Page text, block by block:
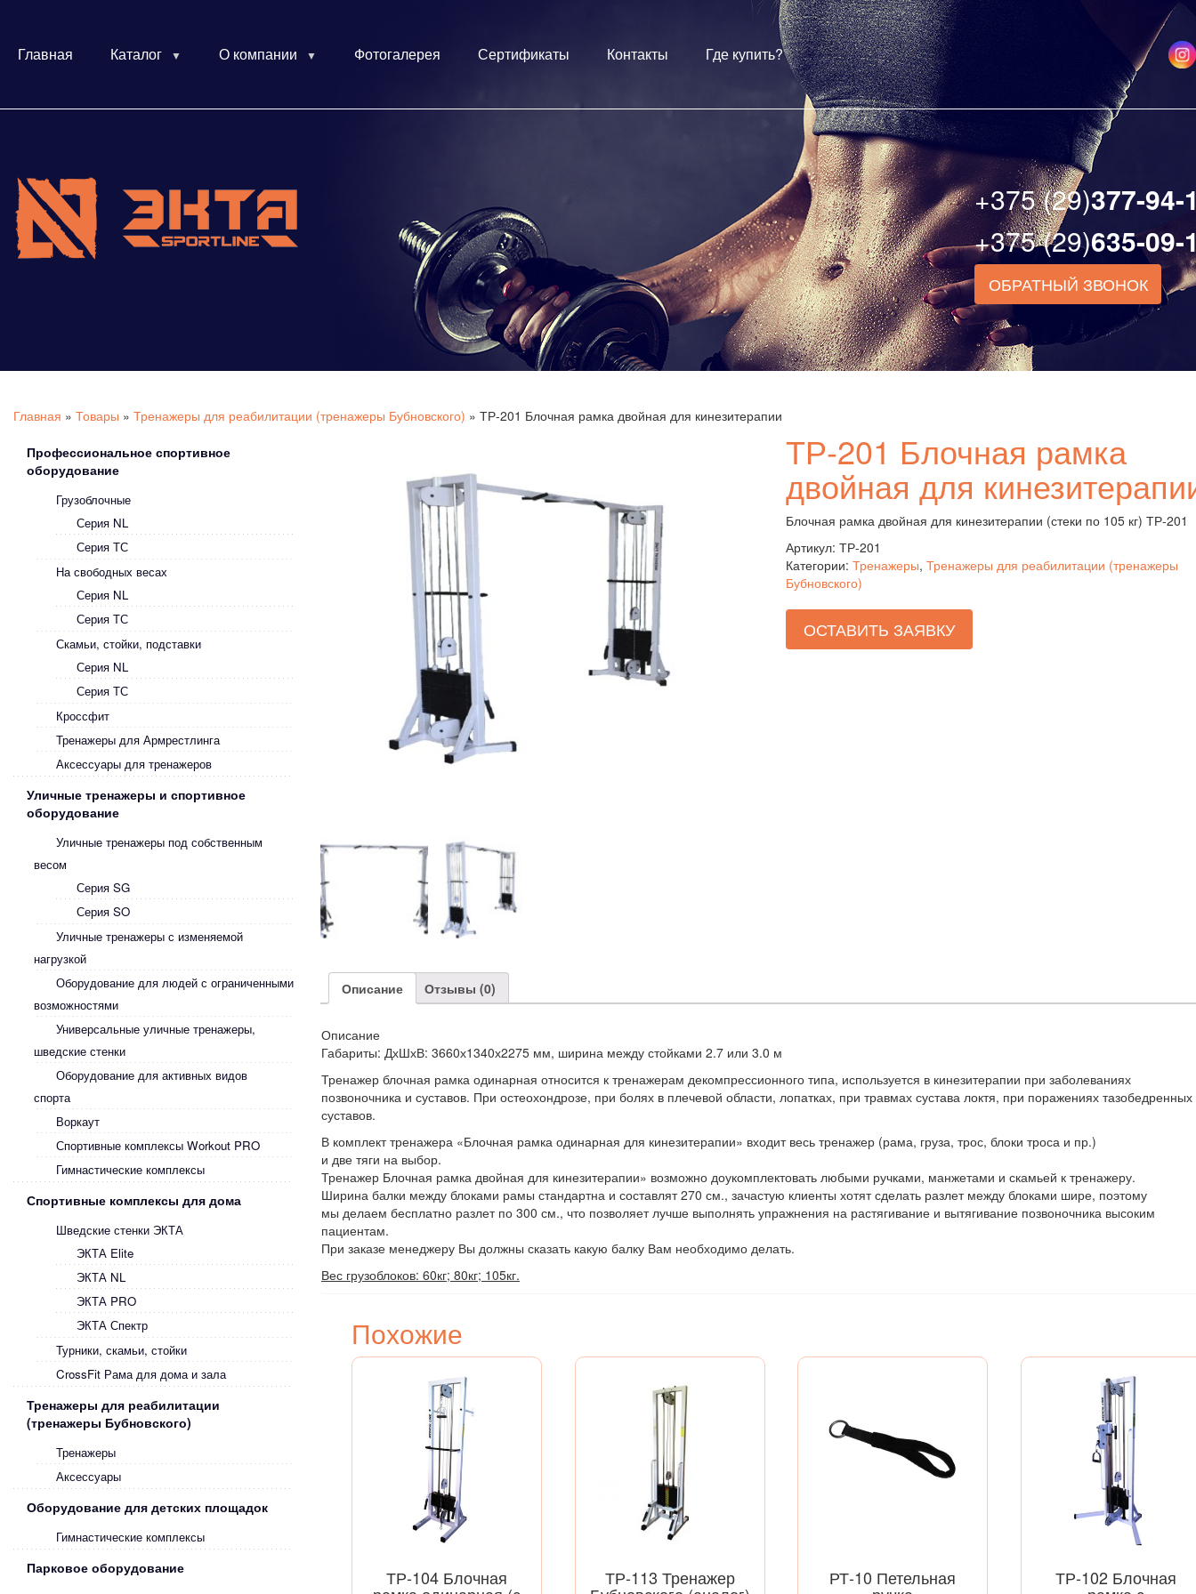
Главная Каталог О компании Фотогалерея Сертификаты Контакты Где купить?
+375 (29)377-94-
+375 (29)635-09-
ОБРАТНЫЙ ЗВОНОК
Главная » Товары » Тренажеры для реабилитации (тренажеры Бубновского) » ТР-201 Блочная рамка двойная для кинезитерапии
Профессиональное спортивное
оборудование
Грузоблочные
Серия NL
Серия ТС
На свободных весах
Серия NL
Серия ТС
Скамьи, стойки, подставки
Серия NL
Серия ТС
Кроссфит
Тренажеры для Армрестлинга
Аксессуары для тренажеров
Уличные тренажеры и спортивное
оборудование
Уличные тренажеры под собственным
весом
Серия SG
Серия SO
Уличные тренажеры с изменяемой
нагрузкой
Оборудование для людей с ограниченными
возможностями
Универсальные уличные тренажеры,
шведские стенки
Оборудование для активных видов
спорта
Воркаут
Спортивные комплексы Workout PRO
Гимнастические комплексы
Спортивные комплексы для дома
Шведские стенки ЭКТА
ЭКТА Elite
ЭКТА NL
ЭКТА PRO
ЭКТА Спектр
Турники, скамьи, стойки
CrossFit Рама для дома и зала
Тренажеры для реабилитации
(тренажеры Бубновского)
Тренажеры
Аксессуары
Оборудование для детских площадок
Гимнастические комплексы
Парковое оборудование
ТР-201 Блочная рамка
двойная для
Блочная рамка двойная для кинезитерапии (стеки по 105 кг) ТР-201
Артикул: ТР-201
Категории: Тренажеры, Тренажеры для реабилитации (тренажеры
Бубновского)
ОСТАВИТЬ ЗАЯВКУ
Описание Отзывы (0)
Описание
Габариты: ДхШхВ: 3660х1340х2275 мм, ширина между стойками 2.7 или 3.0 м
Тренажер блочная рамка одинарная относится к тренажерам декомпрессионного типа, используется в кинезитерапии при заболеваниях
позвоночника и суставов. При остеохондрозе, при болях в плечевой области, лопатках, при травмах сустава локтя, при поражениях тазобедренных
суставов.
В комплект тренажера «Блочная рамка одинарная для кинезитерапии» входит весь тренажер (рама, груза, трос, блоки троса и пр.)
и две тяги на выбор.
Тренажер Блочная рамка двойная для кинезитерапии» возможно доукомплектовать любыми ручками, манжетами и скамьей к тренажеру.
Ширина балки между блоками рамы стандартна и составлят 270 см., зачастую клиенты хотят сделать разлет между блоками шире, поэтому
мы делаем бесплатно разлет по 300 см., что позволяет лучше выполнять упражнения на растягивание и вытягивание позвоночника высоким
пациентам.
При заказе менеджеру Вы должны сказать какую балку Вам необходимо делать.
Вес грузоблоков: 60кг; 80кг; 105кг.
Похожие
ТР-104 Блочная ТР-113 Тренажер РТ-10 Петельная ТР-102 Блочная